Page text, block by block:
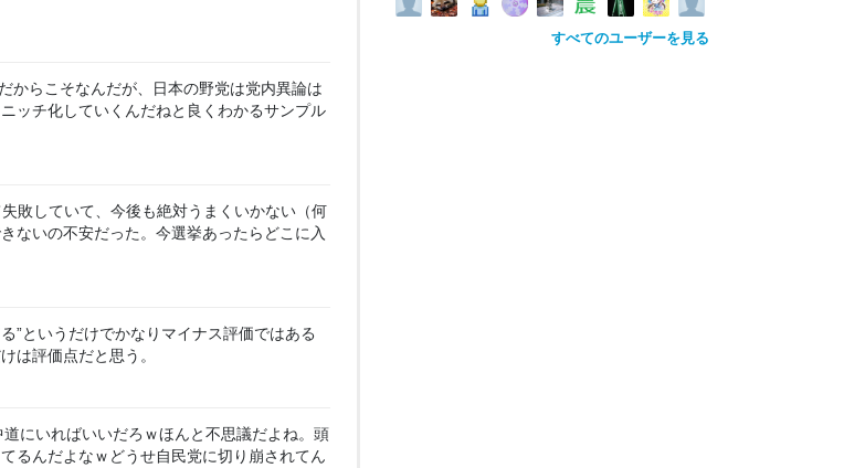
からこそなんだが、日本の野党は党内異論は
ッチ化していくんだねと良くわかるサンプル
敗していて、今後も絶対うまくいかない（何
ないの不安だった。今選挙あったらどこに入
”というだけでかなりマイナス評価ではある
は評価点だと思う。
にいればいいだろｗほんと不思議だよね。頭
るんだよなｗどうせ自民党に切り崩されてん
すべてのユーザーを見る